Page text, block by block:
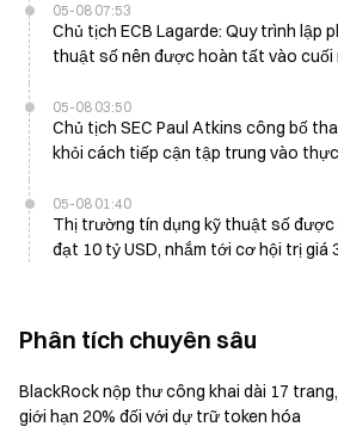
05-08 07:53
Chủ tịch ECB Lagarde: Quy trình lập
thuật số nên được hoàn tất vào cuối
05-08 03:50
Chủ tịch SEC Paul Atkins công bố
khỏi cách tiếp cận tập trung vào
05-08 01:40
Thị trường tín dụng kỹ thuật số
đạt 10 tỷ USD, nhắm tới cơ hội trị giá
Phân tích chuyên sâu
BlackRock nộp thư công khai dài 17
giới hạn 20% đối với dự trữ token hóa